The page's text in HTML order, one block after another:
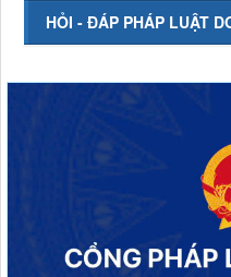
HỎI - ĐÁP PHÁP LUẬT